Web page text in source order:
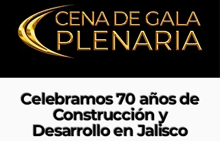
Celebramos 70 años de
Construcción y
Desarrollo en Jalisco